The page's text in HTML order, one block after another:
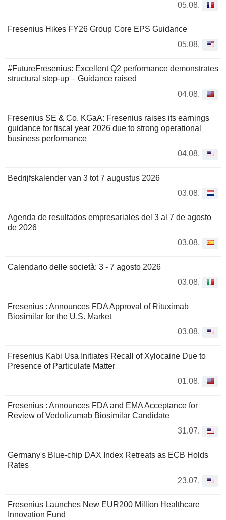
05.08.
Fresenius Hikes FY26 Group Core EPS Guidance
05.08.
#FutureFresenius: Excellent Q2 performance demonstrates
structural step-up – Guidance raised
04.08.
Fresenius SE & Co. KGaA: Fresenius raises its earnings
guidance for fiscal year 2026 due to strong operational
business performance
04.08.
Bedrijfskalender van 3 tot 7 augustus 2026
03.08.
Agenda de resultados empresariales del 3 al 7 de agosto
de 2026
03.08.
Calendario delle società: 3 - 7 agosto 2026
03.08.
Fresenius : Announces FDA Approval of Rituximab
Biosimilar for the U.S. Market
03.08.
Fresenius Kabi Usa Initiates Recall of Xylocaine Due to
Presence of Particulate Matter
01.08.
Fresenius : Announces FDA and EMA Acceptance for
Review of Vedolizumab Biosimilar Candidate
31.07.
Germany's Blue-chip DAX Index Retreats as ECB Holds
Rates
23.07.
Fresenius Launches New EUR200 Million Healthcare
Innovation Fund